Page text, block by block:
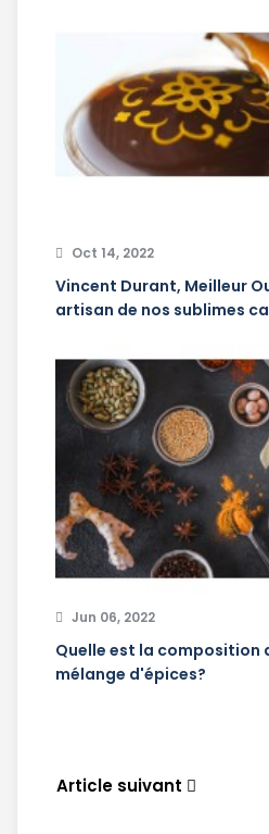
Oct 14, 2022
Vincent Durant, Meilleur
artisan de nos sublimes
Jun 06, 2022
Quelle est la composition
mélange d'épices?
Article suivant